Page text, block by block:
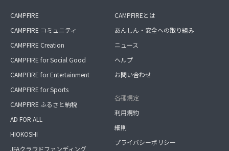
CAMPFIRE
CAMPFIRE コミュニティ
CAMPFIRE Creation
CAMPFIRE for Social Good
CAMPFIRE for Entertainment
CAMPFIRE for Sports
CAMPFIRE ふるさと納税
AD FOR ALL
HIOKOSHI
JFAクラウドファンディング
CAMPFIREとは
あんしん・安全への取り組み
ニュース
ヘルプ
お問い合わせ
各種規定
利用規約
細則
プライバシーポリシー